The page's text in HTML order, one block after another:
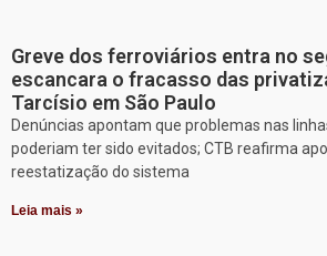
Greve dos ferroviários entra no
escancara o fracasso das
Tarcísio em São Paulo
Denúncias apontam que problemas nas
poderiam ter sido evitados; CTB reafirma
reestatização do sistema
Leia mais »